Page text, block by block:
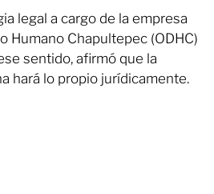
legal a cargo de la empresa
Humano Chapultepec (ODHC)
sentido, afirmó que la
hará lo propio jurídicamente.